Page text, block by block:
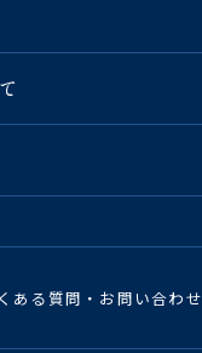
ある質問・お問い合わせ